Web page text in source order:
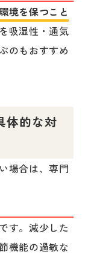
境を保つこと
吸湿性・通気
のもおすすめ
体的な対
場合は、専門
す。減少した
機能の過敏な